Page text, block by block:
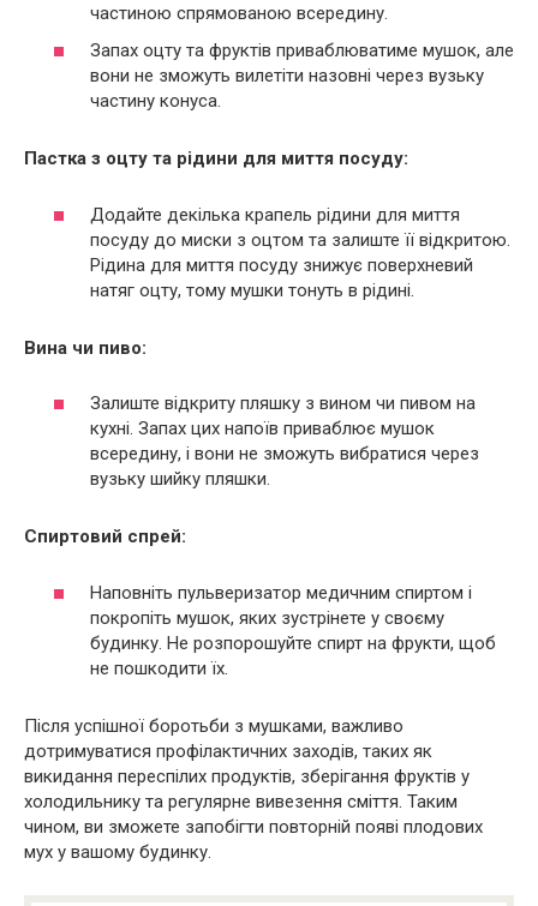
частиною спрямованою всередину.
Запах оцту та фруктів приваблюватиме мушок, але
вони не зможуть вилетіти назовні через вузьку
частину конуса.
Пастка з оцту та рідини для миття посуду:
Додайте декілька крапель рідини для миття
посуду до миски з оцтом та залиште її відкритою.
Рідина для миття посуду знижує поверхневий
натяг оцту, тому мушки тонуть в рідині.
Вина чи пиво:
Залиште відкриту пляшку з вином чи пивом на
кухні. Запах цих напоїв приваблює мушок
всередину, і вони не зможуть вибратися через
вузьку шийку пляшки.
Спиртовий спрей:
Наповніть пульверизатор медичним спиртом і
покропіть мушок, яких зустрінете у своєму
будинку. Не розпорошуйте спирт на фрукти, щоб
не пошкодити їх.
Після успішної боротьби з мушками, важливо
дотримуватися профілактичних заходів, таких як
викидання переспілих продуктів, зберігання фруктів у
холодильнику та регулярне вивезення сміття. Таким
чином, ви зможете запобігти повторній появі плодових
мух у вашому будинку.